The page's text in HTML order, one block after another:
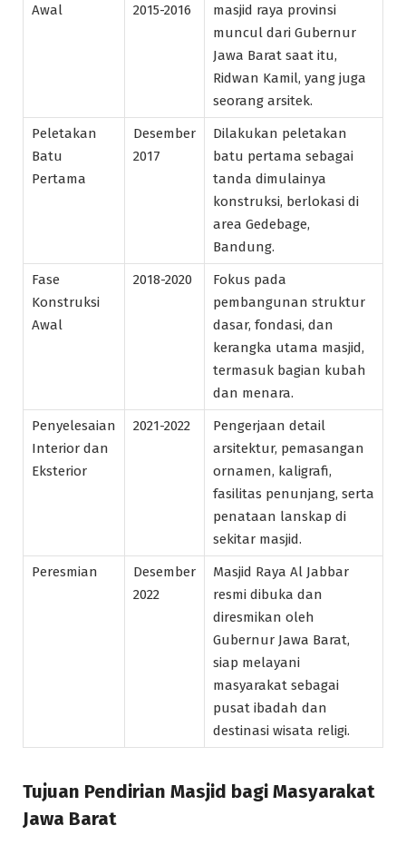
Awal
2015-2016
masjid raya provinsi
muncul dari Gubernur
Jawa Barat saat itu,
Ridwan Kamil, yang juga
seorang arsitek.
Peletakan
Batu
Pertama
Desember
2017
Dilakukan peletakan
batu pertama sebagai
tanda dimulainya
konstruksi, berlokasi di
area Gedebage,
Bandung.
Fase
Konstruksi
Awal
2018-2020
Fokus pada
pembangunan struktur
dasar, fondasi, dan
kerangka utama masjid,
termasuk bagian kubah
dan menara.
Penyelesaian
Interior dan
Eksterior
2021-2022
Pengerjaan detail
arsitektur, pemasangan
ornamen, kaligrafi,
fasilitas penunjang, serta
penataan lanskap di
sekitar masjid.
Peresmian
Desember
2022
Masjid Raya Al Jabbar
resmi dibuka dan
diresmikan oleh
Gubernur Jawa Barat,
siap melayani
masyarakat sebagai
pusat ibadah dan
destinasi wisata religi.
Tujuan Pendirian Masjid bagi Masyarakat
Jawa Barat